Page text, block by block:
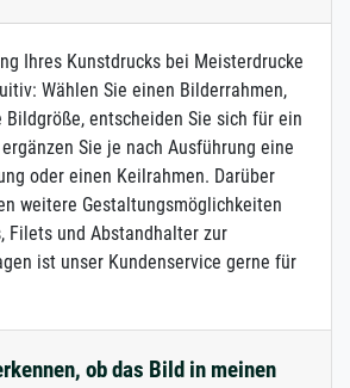
Ihres Kunstdrucks bei Meisterdrucke
Wählen Sie einen Bilderrahmen,
Bildgröße, entscheiden Sie sich für ein
Sie je nach Ausführung eine
oder einen Keilrahmen. Darüber
weitere Gestaltungsmöglichkeiten
Filets und Abstandhalter zur
ist unser Kundenservice gerne für
ob das Bild in meinen